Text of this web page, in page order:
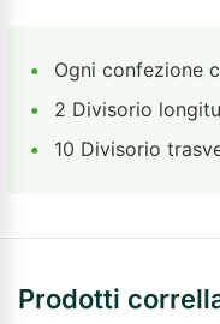
•
Ogni confezione
•
2 Divisorio
•
10 Divisorio
Prodotti